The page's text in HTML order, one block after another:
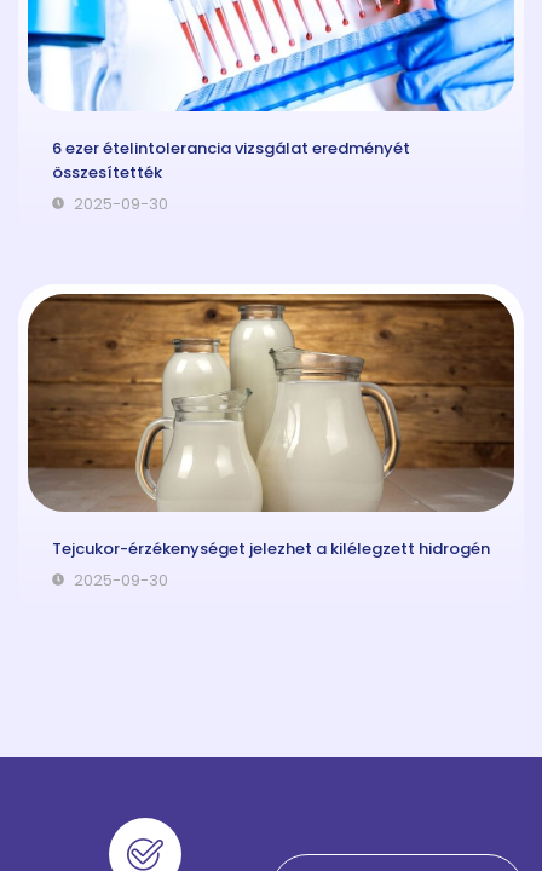
6 ezer ételintolerancia vizsgálat eredményét
összesítették
2025-09-30
Tejcukor-érzékenységet jelezhet a kilélegzett hidrogén
2025-09-30